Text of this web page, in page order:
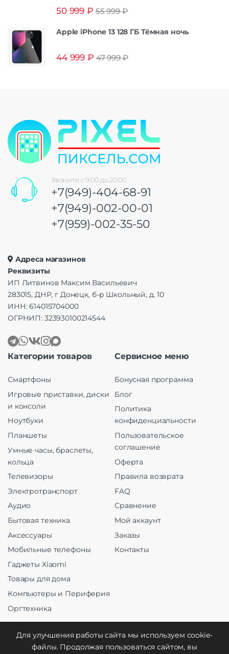
из 5
50 999 ₽ 55 999₽
Apple iPhone 13 128 ГБ Тёмная ночь
44 999 ₽ 47 999₽
Звоните с 9:00 до 20:00
+7(949)-404-68-91
+7(949)-002-00-01
+7(959)-002-35-50
Адреса магазинов
Реквизиты
ИП Литвинов Максим Васильевич
283015, ДНР, г Донецк, б-р Школьный, д. 10
ИНН: 614015704000
ОГРНИП: 323930100214544
Категории товаров
Смартфоны
Игровые приставки, диски
и консоли
Ноутбуки
Планшеты
Умные часы, браслеты,
кольца
Телевизоры
Электротранспорт
Аудио
Бытовая техника
Аксессуары
Мобильные телефоны
Гаджеты Xiaomi
Товары для дома
Компьютеры и Периферия
Оргтехника
Сервисное меню
Бонусная программа
Блог
Политика
конфиденциальности
Пользовательское
соглашение
Оферта
Правила возврата
FAQ
Сравнение
Мой аккаунт
Заказы
Контакты
Для улучшения работы сайта мы используем cookie-
файлы. Продолжая пользоваться сайтом, вы